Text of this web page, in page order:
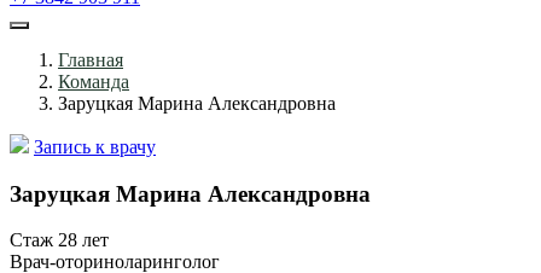
Главная
Команда
Заруцкая Марина Александровна
Запись к врачу
Заруцкая Марина Александровна
Стаж 28 лет
Врач-оториноларинголог